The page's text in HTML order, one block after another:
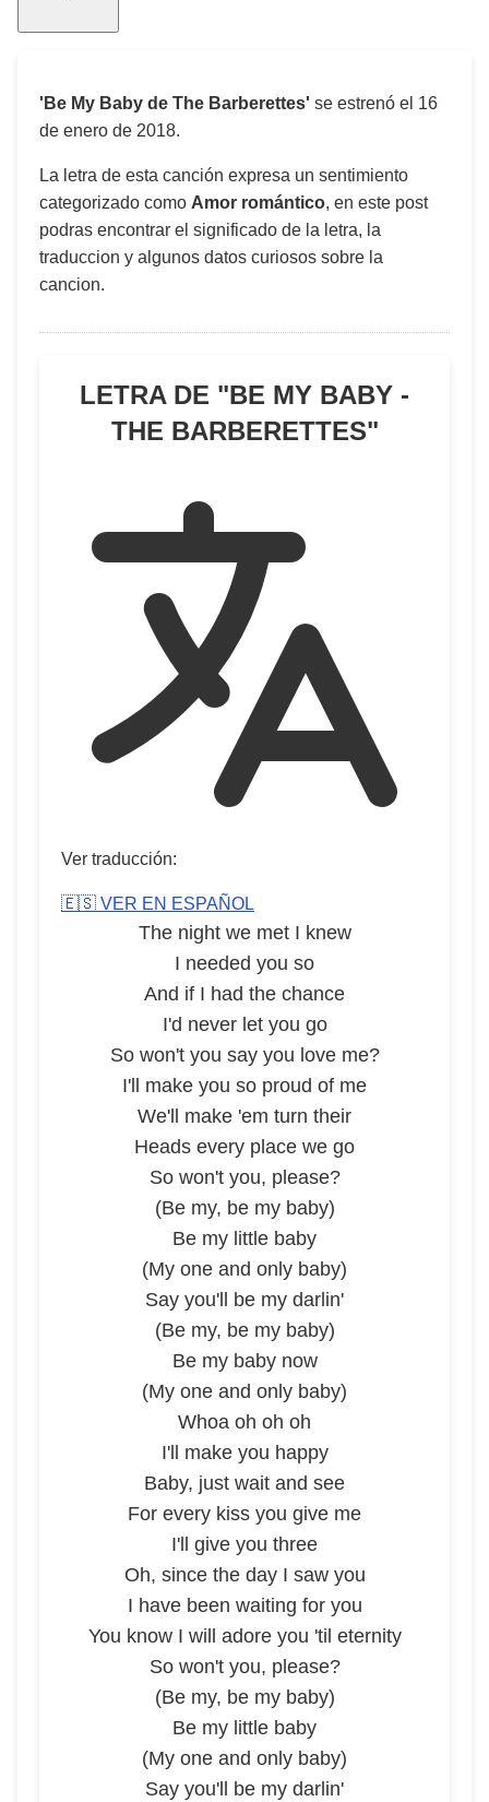
'Be My Baby de The Barberettes' se estrenó el 16
de enero de 2018.
La letra de esta canción expresa un sentimiento
categorizado como Amor romántico, en este post
podras encontrar el significado de la letra, la
traduccion y algunos datos curiosos sobre la
cancion.
LETRA DE "BE MY BABY -
THE BARBERETTES"
Ver traducción:
🇪🇸 VER EN ESPAÑOL
The night we met I knew
I needed you so
And if I had the chance
I'd never let you go
So won't you say you love me?
I'll make you so proud of me
We'll make 'em turn their
Heads every place we go
So won't you, please?
(Be my, be my baby)
Be my little baby
(My one and only baby)
Say you'll be my darlin'
(Be my, be my baby)
Be my baby now
(My one and only baby)
Whoa oh oh oh
I'll make you happy
Baby, just wait and see
For every kiss you give me
I'll give you three
Oh, since the day I saw you
I have been waiting for you
You know I will adore you 'til eternity
So won't you, please?
(Be my, be my baby)
Be my little baby
(My one and only baby)
Say you'll be my darlin'